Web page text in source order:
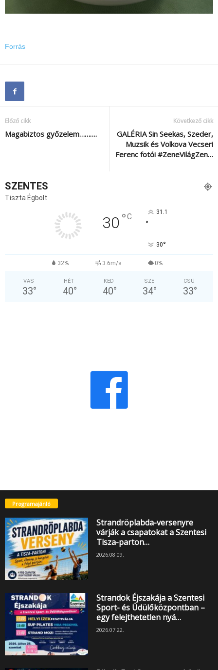
Forrás
Előző cikk
Magabiztos győzelem……….
Következő cikk
GALÉRIA Sin Seekas, Szeder,
Muzsik és Volkova Vecseri
Ferenc fotói #ZeneVilágZen…
SZENTES
Tiszta Égbolt
30 °C 31.1
°
30°
32% 3.6m/s 0%
VAS
33°
HÉT
40°
KED
40°
SZE
34°
CSÜ
33°
Programajánló
Strandröplabda-versenyre
várják a csapatokat a Szentesi
Tisza-parton…
2026.08.09.
Strandok Éjszakája a Szentesi
Sport- és Üdülőközpontban –
egy felejthetetlen nyá…
2026.07.22.